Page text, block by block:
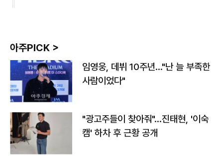
아주PICK >
임영웅, 데뷔 10주년…"난 늘 부족한
사람이었다"
"광고주들이 찾아줘"…진태현, '이숙
캠' 하차 후 근황 공개